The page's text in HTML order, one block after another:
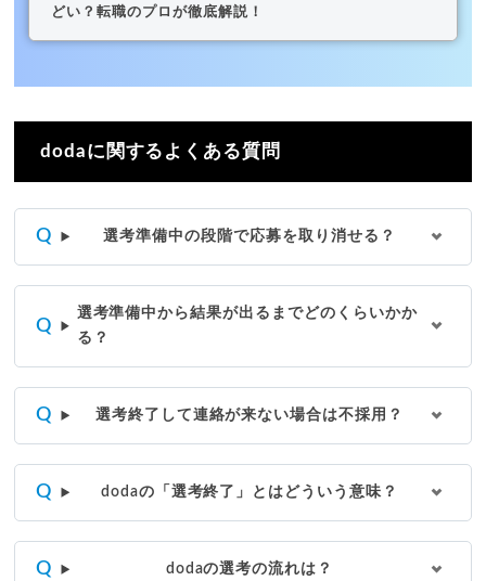
どい？転職のプロが徹底解説！
dodaに関するよくある質問
選考準備中の段階で応募を取り消せる？
選考準備中から結果が出るまでどのくらいかか
る？
選考終了して連絡が来ない場合は不採用？
dodaの「選考終了」とはどういう意味？
dodaの選考の流れは？